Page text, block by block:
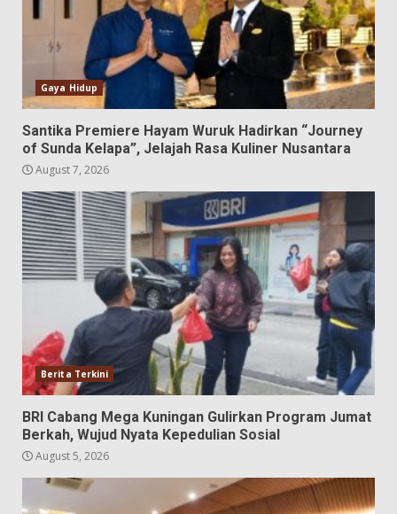
Gaya Hidup
Santika Premiere Hayam Wuruk Hadirkan “Journey
of Sunda Kelapa”, Jelajah Rasa Kuliner Nusantara
August 7, 2026
Berita Terkini
BRI Cabang Mega Kuningan Gulirkan Program Jumat
Berkah, Wujud Nyata Kepedulian Sosial
August 5, 2026